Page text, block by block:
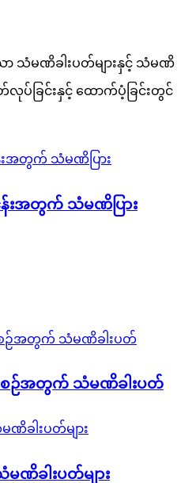
သံမဏိခါးပတ်များနှင့် သံမဏိ
လုပ်ခြင်းနှင့် ထောက်ပံ့ခြင်းတွင်
းအတွက် သံမဏိပြား
န်းစဉ်အတွက် သံမဏိခါးပတ်
ခါးပတ်များ